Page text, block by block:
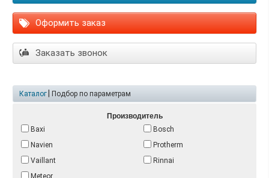
Оформить заказ
Заказать звонок
Каталог Подбор по параметрам
Производитель
Baxi
Bosch
Navien
Protherm
Vaillant
Rinnai